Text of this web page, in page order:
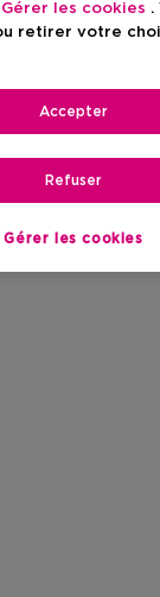
Gérer les cookies .
retirer votre
Gérer les cookies
Refuser
Accepter